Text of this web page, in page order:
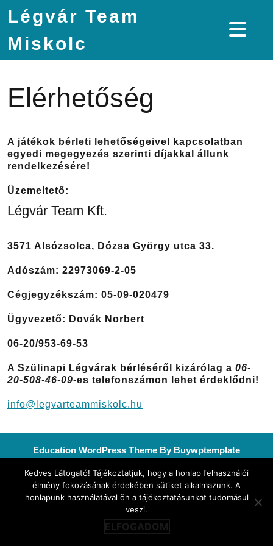
Légvár Team
Miskolc
Elérhetőség
A játékok bérleti lehetőségeivel kapcsolatban
egyedi megegyezés szerinti díjakkal állunk
rendelkezésére!
Üzemeltető:
Légvár Team Kft.
3571 Alsózsolca, Dózsa György utca 33.
Adószám: 22973069-2-05
Cégjegyzékszám: 05-09-020479
Ügyvezető: Dovák Norbert
06-20/953-69-53
A Szülinapi Légvárak bérléséről kizárólag a 06-
20-508-46-09-es telefonszámon lehet érdeklődni!
info@legvarteammiskolc.hu
Education WordPress Theme By Buywptemplate
Kedves Látogató! Tájékoztatjuk, hogy a honlap felhasználói
élmény fokozásának érdekében sütiket alkalmazunk. A
honlapunk használatával ön a tájékoztatásunkat tudomásul
veszi.
ELFOGADOM